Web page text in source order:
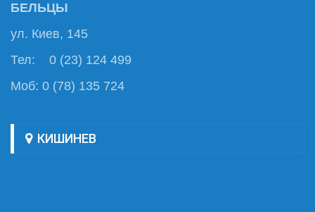
БЕЛЬЦЫ
ул. Киев, 145
Тел: 0 (23) 124 499
Моб: 0 (78) 135 724
КИШИНЕВ